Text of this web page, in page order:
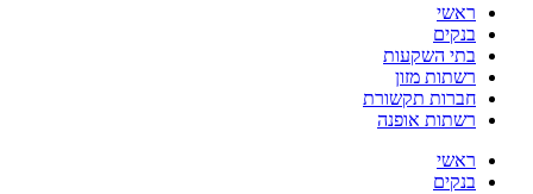
ראשי
בנקים
בתי השקעות
רשתות מזון
חברות תקשורת
רשתות אופנה
ראשי
בנקים